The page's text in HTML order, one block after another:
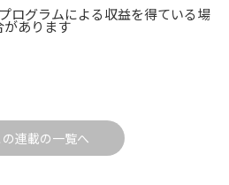
ログラムによる収益を得ている場
があります
の連載の一覧へ